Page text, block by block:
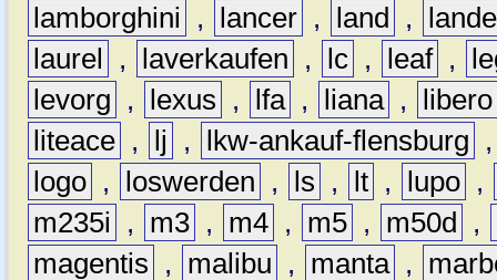
lamborghini
, lancer , land ,
laurel
, laverkaufen , lc , leaf ,
levorg
, lexus , lfa , liana ,
libero
liteace , lj , lkw-ankauf-flensburg
logo , loswerden , ls , lt , lupo ,
m235i
, m3 , m4 , m5 , m50d ,
magentis
, malibu , manta ,